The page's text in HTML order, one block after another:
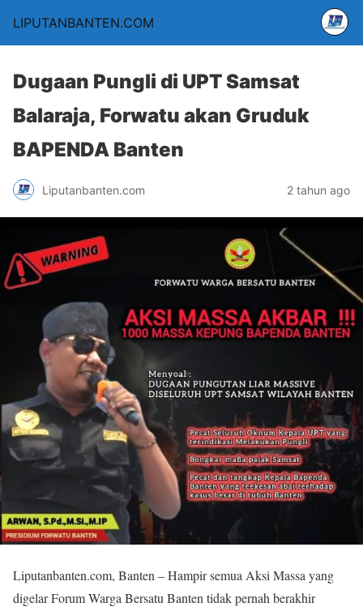
LIPUTANBANTEN.COM
Dugaan Pungli di UPT Samsat
Balaraja, Forwatu akan Gruduk
BAPENDA Banten
Liputanbanten.com 2 tahun ago
Liputanbanten.com, Banten – Hampir semua Aksi Massa yang
digelar Forum Warga Bersatu Banten tidak pernah berakhir